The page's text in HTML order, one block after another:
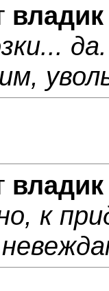
владик
владик
к